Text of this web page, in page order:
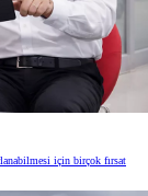
için birçok fırsat